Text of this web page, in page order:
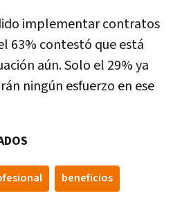
implementar contratos
63% contestó que está
aún. Solo el 29% ya
ningún esfuerzo en ese
beneficios